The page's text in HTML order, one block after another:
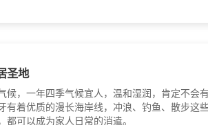
圣地
候，一年四季气候宜人，温和湿润，肯定不会
有着优质的漫长海岸线，冲浪、钓鱼、散步这
都可以成为家人日常的消遣。